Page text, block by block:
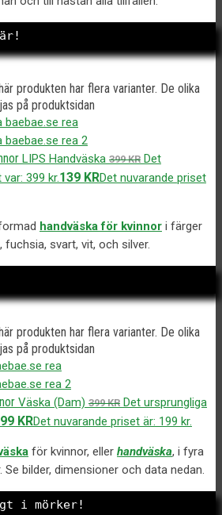
produkten har flera varianter. De olika
på produktsidan
LIPS Handväska 399KR Det
399 kr.139 KRDet nuvarande priset
handväska för kvinnor i färger
fuchsia, svart, vit, och silver.
produkten har flera varianter. De olika
på produktsidan
Väska (Dam) 399KR Det ursprungliga
KRDet nuvarande priset är: 199 kr.
för kvinnor, eller handväska, i fyra
Se bilder, dimensioner och data nedan.
i mörker!